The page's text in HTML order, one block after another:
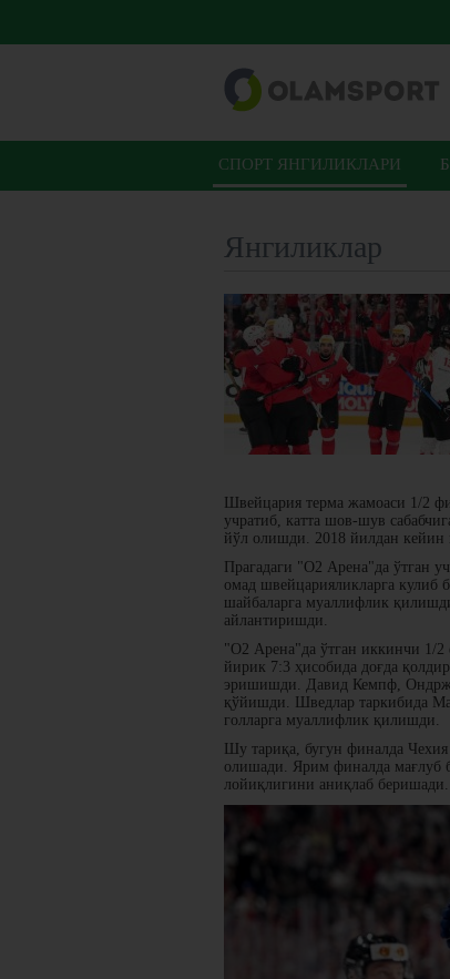
СПОРТ ЯНГИЛИКЛАРИ
Янгиликлар
Швейцария терма жамоаси 1/2
учратиб, катта шов-шув
йўл олишди. 2018 йилдан кейин
Прагадаги "О2 Арена"да ўтган
омад швейцарияликларга
шайбаларга муаллифлик
айлантиришди.
"О2 Арена"да ўтган иккинчи 1/
йирик 7:3 ҳисобида доғда
эришишди. Давид Кемпф,
қўйишди. Шведлар таркибида
голларга муаллифлик қилишди.
Шу тариқа, бугун финалда
олишади. Ярим финалда мағлуб
лойиқлигини аниқлаб беришади.